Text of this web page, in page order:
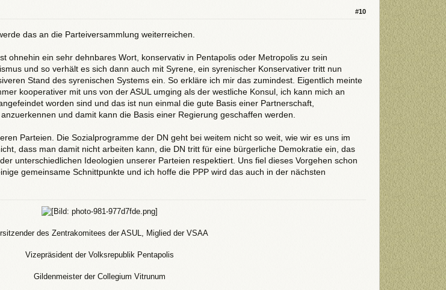
#10
das an die Parteiversammlung weiterreichen.
ohnehin ein sehr dehnbares Wort, konservativ in Pentapolis oder Metropolis zu sein
und so verhält es sich dann auch mit Syrene, ein syrenischer Konservativer tritt nun
Stand des syrenischen Systems ein. So erkläre ich mir das zumindest. Eigentlich meinte
kooperativer mit uns von der ASUL umging als der westliche Konsul, ich kann mich an
worden sind und das ist nun einmal die gute Basis einer Partnerschaft,
und damit kann die Basis einer Regierung geschaffen werden.
Parteien. Die Sozialprogramme der DN geht bei weitem nicht so weit, wie wir es uns im
dass man damit nicht arbeiten kann, die DN tritt für eine bürgerliche Demokratie ein, das
unterschiedlichen Ideologien unserer Parteien respektiert. Uns fiel dieses Vorgehen schon
gemeinsame Schnittpunkte und ich hoffe die PPP wird das auch in der nächsten
des Zentrakomitees der ASUL, Miglied der VSAA
Vizepräsident der Volksrepublik Pentapolis
Gildenmeister der Collegium Vitrunum